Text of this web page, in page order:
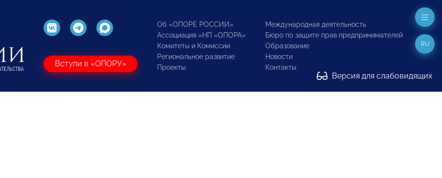
Вступи в «ОПОРУ»
Об «ОПОРЕ РОССИИ»
Ассоциация «НП «ОПОРА»
Комитеты и Комиссии
Региональное развитие
Проекты
Международная деятельность
Бюро по защите прав предпринимателей
Образование
Новости
Контакты
Версия для слабовидящих
RU